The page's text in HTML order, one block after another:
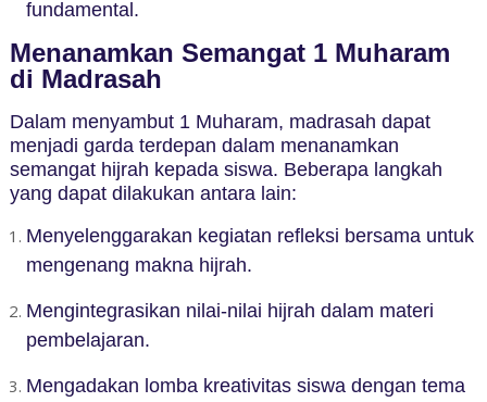
fundamental.
Menanamkan Semangat 1 Muharam
di Madrasah
Dalam menyambut 1 Muharam, madrasah dapat
menjadi garda terdepan dalam menanamkan
semangat hijrah kepada siswa. Beberapa langkah
yang dapat dilakukan antara lain:
Menyelenggarakan kegiatan refleksi bersama untuk
mengenang makna hijrah.
Mengintegrasikan nilai-nilai hijrah dalam materi
pembelajaran.
Mengadakan lomba kreativitas siswa dengan tema